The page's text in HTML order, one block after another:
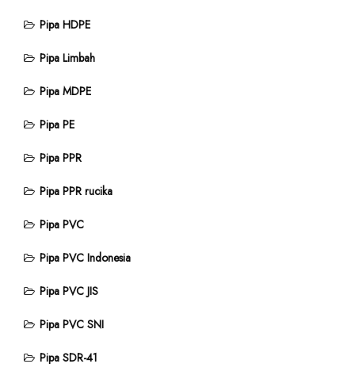
Pipa HDPE
Pipa Limbah
Pipa MDPE
Pipa PE
Pipa PPR
Pipa PPR rucika
Pipa PVC
Pipa PVC Indonesia
Pipa PVC JIS
Pipa PVC SNI
Pipa SDR-41